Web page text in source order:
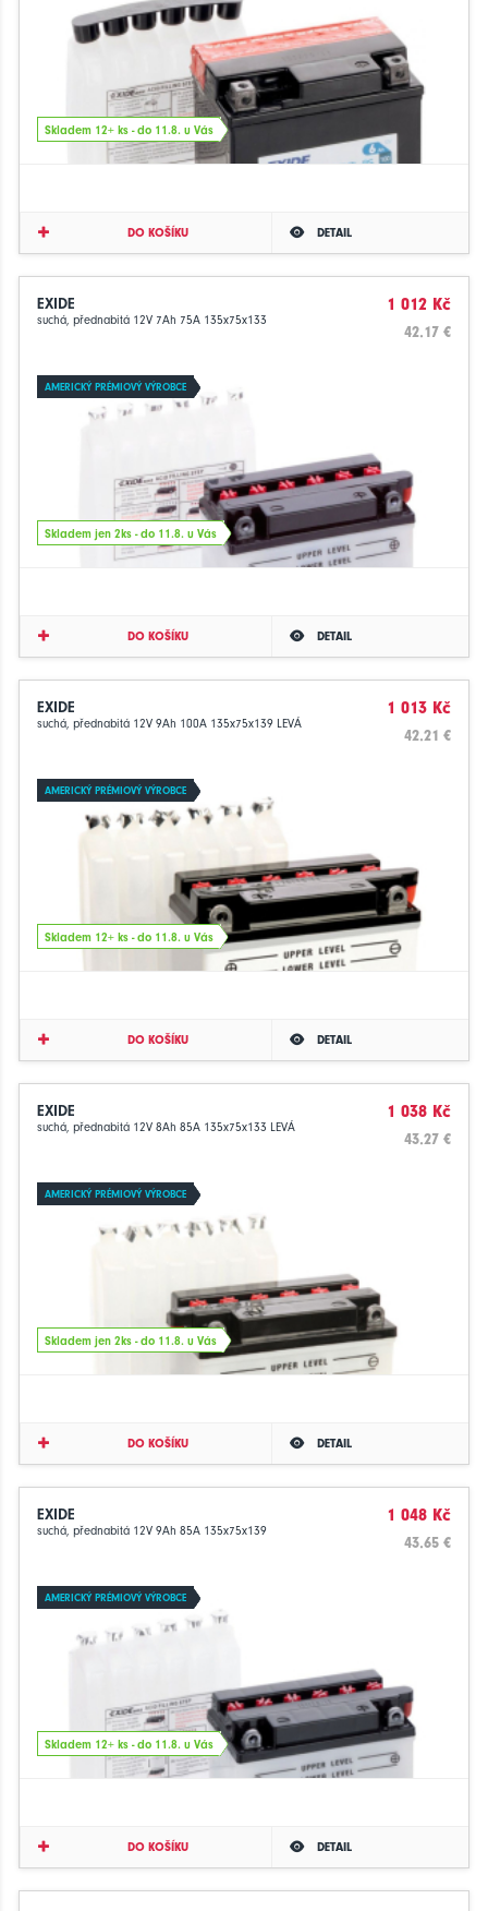
Skladem 12+ ks - do 11.8. u Vás
DO KOŠÍKU DETAIL
EXIDE
suchá, přednabitá 12V 7Ah 75A 135x75x133
1 012 Kč
42.17 €
AMERICKÝ PRÉMIOVÝ VÝROBCE
Skladem jen 2ks - do 11.8. u Vás
DO KOŠÍKU DETAIL
EXIDE
suchá, přednabitá 12V 9Ah 100A 135x75x139 LEVÁ
1 013 Kč
42.21 €
AMERICKÝ PRÉMIOVÝ VÝROBCE
Skladem 12+ ks - do 11.8. u Vás
DO KOŠÍKU DETAIL
EXIDE
suchá, přednabitá 12V 8Ah 85A 135x75x133 LEVÁ
1 038 Kč
43.27 €
AMERICKÝ PRÉMIOVÝ VÝROBCE
Skladem jen 2ks - do 11.8. u Vás
DO KOŠÍKU DETAIL
EXIDE
suchá, přednabitá 12V 9Ah 85A 135x75x139
1 048 Kč
43.65 €
AMERICKÝ PRÉMIOVÝ VÝROBCE
Skladem 12+ ks - do 11.8. u Vás
DO KOŠÍKU DETAIL